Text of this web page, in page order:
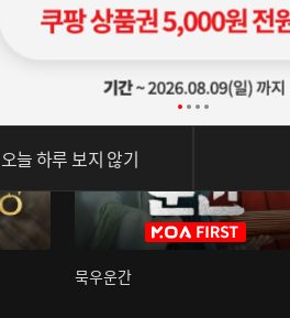
묵우운간
오늘 하루 보지 않기